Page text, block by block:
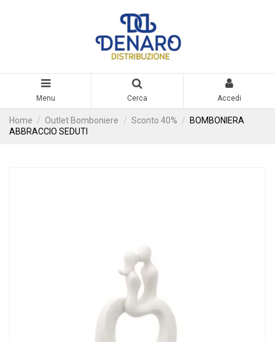
Menu Cerca Accedi
Home Outlet Bomboniere Sconto 40%
BOMBONIERA
ABBRACCIO SEDUTI